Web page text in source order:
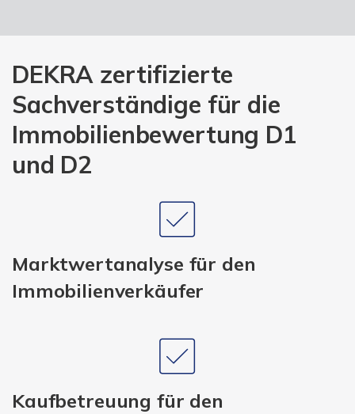
DEKRA zertifizierte
Sachverständige für die
Immobilienbewertung D1
und D2
Marktwertanalyse für den
Immobilienverkäufer
Kaufbetreuung für den